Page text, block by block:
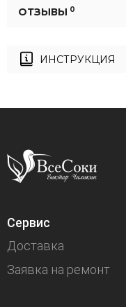
ОТЗЫВЫ 0
ИНСТРУКЦИЯ
Сервис
Доставка
Заявка на ремонт